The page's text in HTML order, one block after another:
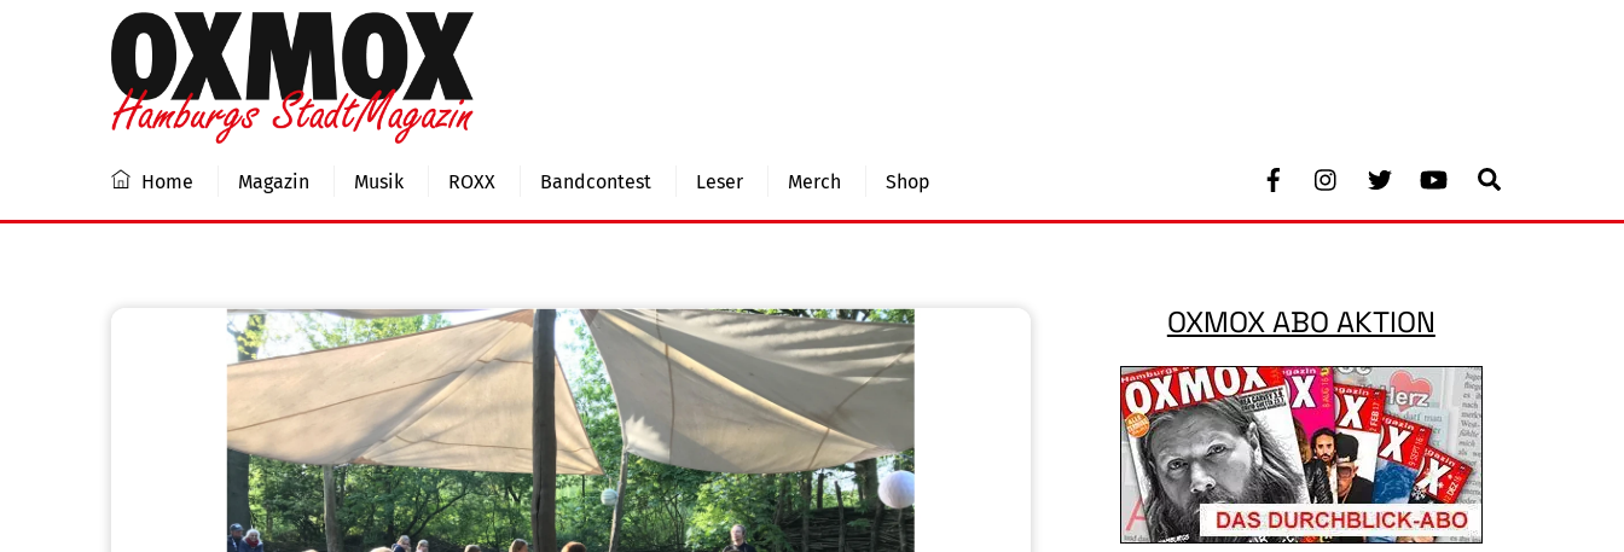
Facebook Youtube
Home Magazin Musik ROXX Bandcontest Leser Merch Shop
OXMOX ABO AKTION